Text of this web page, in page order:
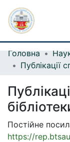
Фонди та
Статистика
Головна
Постійне
https://